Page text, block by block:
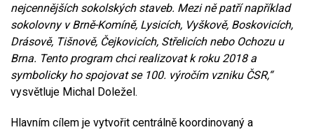
nejcennějších sokolských staveb. Mezi ně patří například
sokolovny v Brně-Komíně, Lysicích, Vyškově, Boskovicích,
Drásově, Tišnově, Čejkovicích, Střelicích nebo Ochozu u
Brna. Tento program chci realizovat k roku 2018 a
symbolicky ho spojovat se 100. výročím vzniku ČSR,“
vysvětluje Michal Doležel.
Hlavním cílem je vytvořit centrálně koordinovaný a